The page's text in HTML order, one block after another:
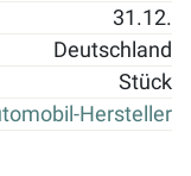
31.12.
Deutschland
Stück
Hersteller